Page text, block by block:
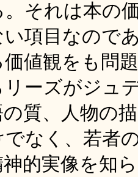
。それは本の
い項目なので
値観をも問
ーズがジュ
質、人物の
でなく、若者
的実像を知